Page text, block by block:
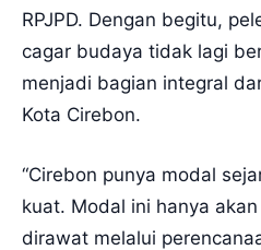
RPJPD. Dengan begitu,
cagar budaya tidak lagi
menjadi bagian integral
Kota Cirebon.
“Cirebon punya modal
kuat. Modal ini hanya
dirawat melalui